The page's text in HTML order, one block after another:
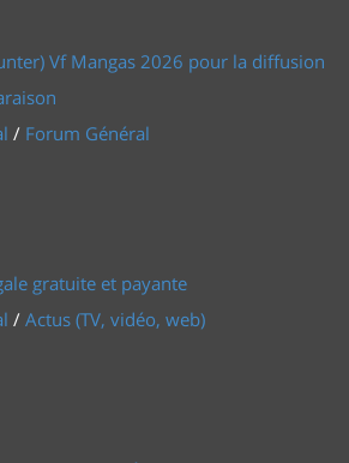
Vf Mangas 2026 pour la diffusion
/ Forum Général
gratuite et payante
/ Actus (TV, vidéo, web)